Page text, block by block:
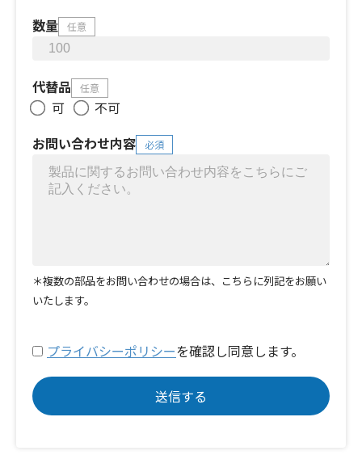
数量 任意
代替品 任意
可
不可
お問い合わせ内容
必須
＊複数の部品をお問い合わせの場合は、こちらに列記をお願い
いたします。
プライバシーポリシーを確認し同意します。